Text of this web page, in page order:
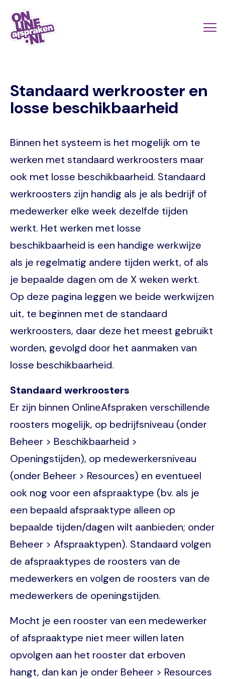
Skip
main
Standaard werkrooster en
losse beschikbaarheid
Binnen het systeem is het mogelijk om te
werken met standaard werkroosters maar
ook met losse beschikbaarheid. Standaard
werkroosters zijn handig als je als bedrijf of
medewerker elke week dezelfde tijden
werkt. Het werken met losse
beschikbaarheid is een handige werkwijze
als je regelmatig andere tijden werkt, of als
je bepaalde dagen om de X weken werkt.
Op deze pagina leggen we beide werkwijzen
uit, te beginnen met de standaard
werkroosters, daar deze het meest gebruikt
worden, gevolgd door het aanmaken van
losse beschikbaarheid.
Standaard werkroosters
Er zijn binnen OnlineAfspraken verschillende
roosters mogelijk, op bedrijfsniveau (onder
Beheer > Beschikbaarheid >
Openingstijden), op medewerkersniveau
(onder Beheer > Resources) en eventueel
ook nog voor een afspraaktype (bv. als je
een bepaald afspraaktype alleen op
bepaalde tijden/dagen wilt aanbieden; onder
Beheer > Afspraaktypen). Standaard volgen
de afspraaktypes de roosters van de
medewerkers en volgen de roosters van de
medewerkers de openingstijden.
Mocht je een rooster van een medewerker
of afspraaktype niet meer willen laten
opvolgen aan het rooster dat erboven
hangt, dan kan je onder Beheer > Resources